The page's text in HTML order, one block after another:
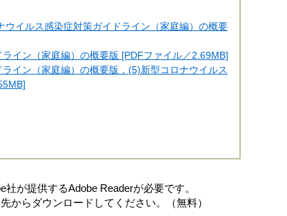
イルス感染症対策ガイドライン（家庭編）の概要
イン（家庭編）の概要版 [PDFファイル／2.69MB]
イン（家庭編）の概要版，(5)新型コロナウイルス
が提供するAdobe Readerが必要です。
からダウンロードしてください。（無料）